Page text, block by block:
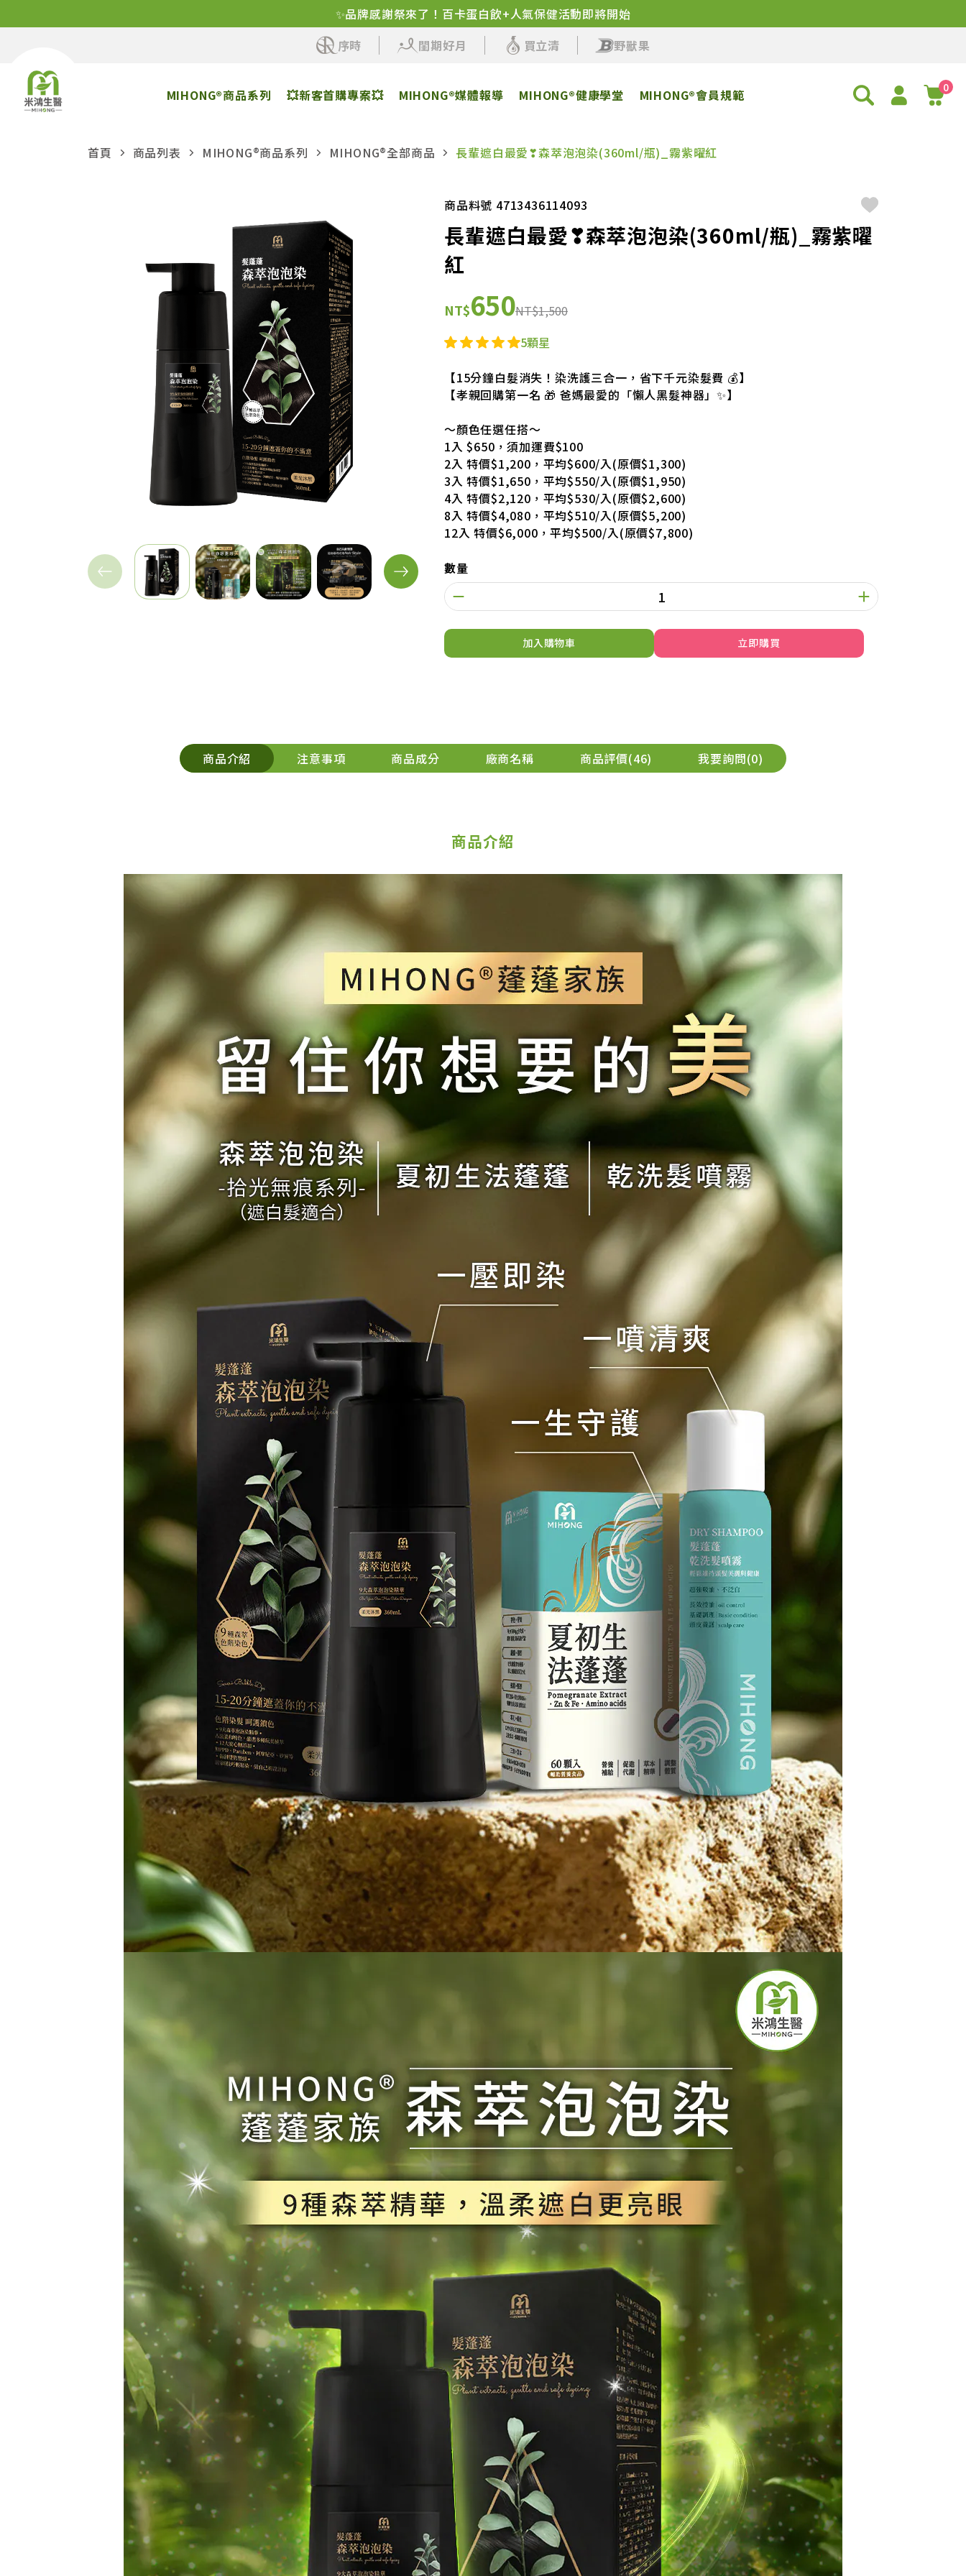
✨品牌感謝祭來了！百卡蛋白飲+人氣保健活動即將開始
序時
閨期好月 買立清 野獸果
MIHONG®商品系列 💥新客首購專案💥 MIHONG®媒體報導 MIHONG®健康學堂 MIHONG®會員規範 0
首頁 商品列表 MIHONG®商品系列 MIHONG®全部商品 長輩遮白最愛❣森萃泡泡染(360ml/瓶)_霧紫曜紅
商品料號 4713436114093
長輩遮白最愛❣森萃泡泡染(360ml/瓶)_霧紫曜
紅
NT$650NT$1,500
5顆星
【15分鐘白髮消失！染洗護三合一，省下千元染髮費 💰】
【孝親回購第一名 🎁 爸媽最愛的「懶人黑髮神器」✨】
～顏色任選任搭～
1入 $650，須加運費$100
2入 特價$1,200，平均$600/入(原價$1,300)
3入 特價$1,650，平均$550/入(原價$1,950)
4入 特價$2,120，平均$530/入(原價$2,600)
8入 特價$4,080，平均$510/入(原價$5,200)
12入 特價$6,000，平均$500/入(原價$7,800)
數量
加入購物車 立即購買
商品介紹 注意事項 商品成分 廠商名稱 商品評價 46 我要詢問 0
商品介紹